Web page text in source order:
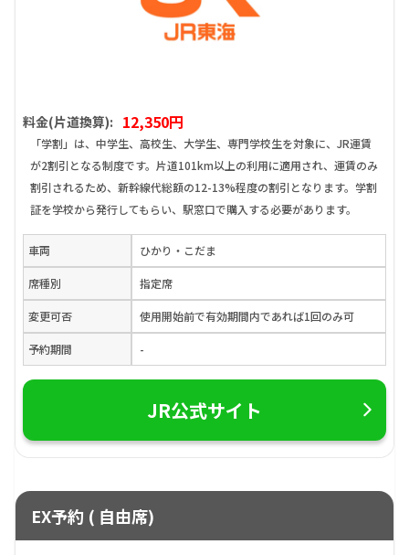
料金(片道換算): 12,350円
「学割」は、中学生、高校生、大学生、専門学校生を対象に、JR運賃
が2割引となる制度です。片道101km以上の利用に適用され、運賃のみ
割引されるため、新幹線代総額の12-13%程度の割引となります。学割
証を学校から発行してもらい、駅窓口で購入する必要があります。
車両 ひかり・こだま
席種別 指定席
変更可否 使用開始前で有効期間内であれば1回のみ可
予約期間 -
JR公式サイト
EX予約 ( 自由席)